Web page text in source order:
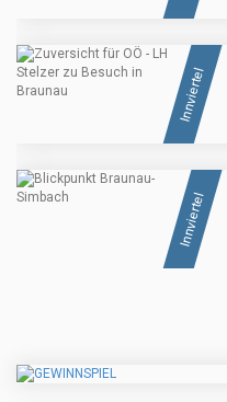
Innviertel
Innviertel